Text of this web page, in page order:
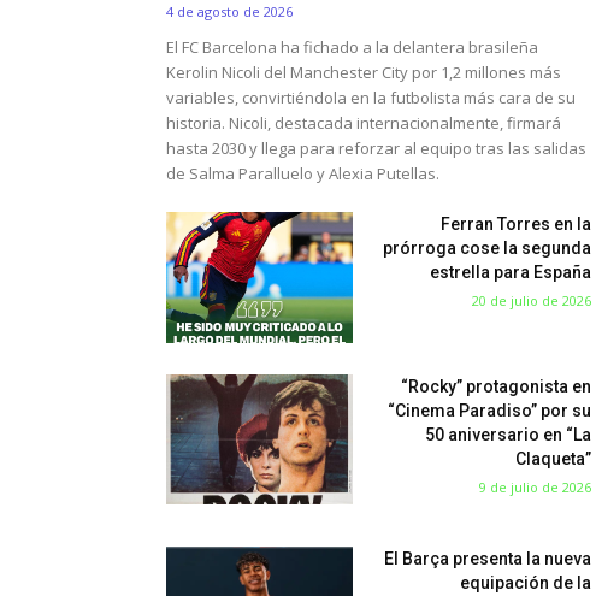
4 de agosto de 2026
El FC Barcelona ha fichado a la delantera brasileña
Kerolin Nicoli del Manchester City por 1,2 millones más
variables, convirtiéndola en la futbolista más cara de su
historia. Nicoli, destacada internacionalmente, firmará
hasta 2030 y llega para reforzar al equipo tras las salidas
de Salma Paralluelo y Alexia Putellas.
Ferran Torres en la
prórroga cose la segunda
estrella para España
20 de julio de 2026
“Rocky” protagonista en
“Cinema Paradiso” por su
50 aniversario en “La
Claqueta”
9 de julio de 2026
El Barça presenta la nueva
equipación de la